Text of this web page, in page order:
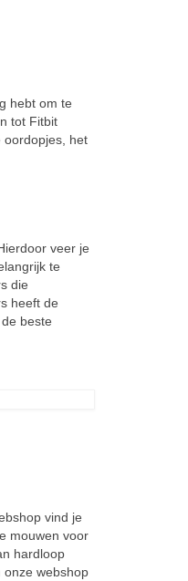
hebt om te
tot Fitbit
oordopjes, het
veer je
te
die
heeft de
beste
vind je
mouwen voor
hardloop
onze webshop